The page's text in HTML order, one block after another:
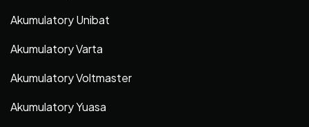
Akumulatory Unibat
Akumulatory Varta
Akumulatory Voltmaster
Akumulatory Yuasa